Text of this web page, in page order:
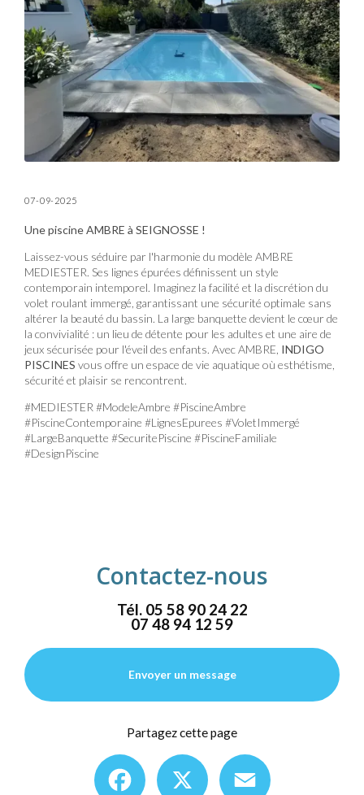
07-09-2025
Une piscine AMBRE à SEIGNOSSE !
Laissez-vous séduire par l'harmonie du modèle AMBRE
MEDIESTER. Ses lignes épurées définissent un style
contemporain intemporel. Imaginez la facilité et la discrétion du
volet roulant immergé, garantissant une sécurité optimale sans
altérer la beauté du bassin. La large banquette devient le cœur de
la convivialité : un lieu de détente pour les adultes et une aire de
jeux sécurisée pour l'éveil des enfants. Avec AMBRE, INDIGO
PISCINES vous offre un espace de vie aquatique où esthétisme,
sécurité et plaisir se rencontrent.
#MEDIESTER #ModeleAmbre #PiscineAmbre
#PiscineContemporaine #LignesEpurees #VoletImmergé
#LargeBanquette #SecuritePiscine #PiscineFamiliale
#DesignPiscine
Contactez-nous
Tél. 05 58 90 24 22
07 48 94 12 59
Envoyer un message
Partagez cette page
Facebook